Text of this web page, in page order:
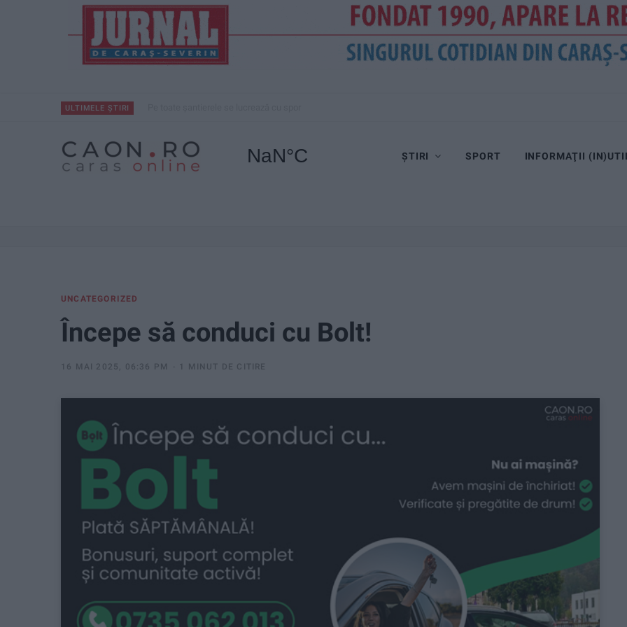
ULTIMELE ȘTIRI
ȘTIRI SPORT INFORMAŢII
UNCATEGORIZED
Începe să conduci cu Bolt!
16 MAI 2025, 06:36 PM 1 MINUT DE CITIRE